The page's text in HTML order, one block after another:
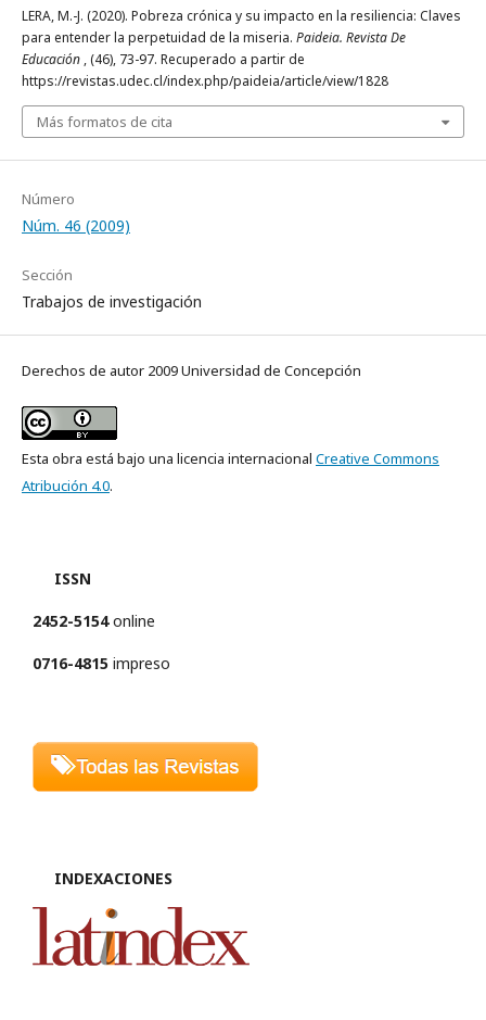
LERA, M.-J. (2020). Pobreza crónica y su impacto en la resiliencia: Claves
para entender la perpetuidad de la miseria. Paideia. Revista De
Educación , (46), 73-97. Recuperado a partir de
https://revistas.udec.cl/index.php/paideia/article/view/1828
Más formatos de cita
Número
Núm. 46 (2009)
Sección
Trabajos de investigación
Derechos de autor 2009 Universidad de Concepción
Esta obra está bajo una licencia internacional Creative Commons
Atribución 4.0.
ISSN
2452-5154online
0716-4815 impreso
INDEXACIONES